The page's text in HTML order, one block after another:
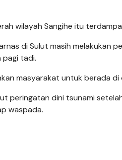
wilayah Sangihe itu
di Sulut masih melakukan
pagi tadi.
masyarakat untuk berada
peringatan dini tsunami
waspada.